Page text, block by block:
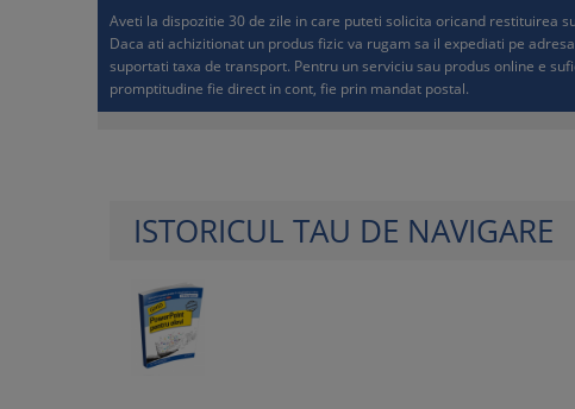
Aveti la dispozitie 30 de zile in care puteti solicita oricand restituirea
Daca ati achizitionat un produs fizic va rugam sa il expediati pe
suportati taxa de transport. Pentru un serviciu sau produs online e
promptitudine fie direct in cont, fie prin mandat postal.
ISTORICUL TAU DE NAVIGARE